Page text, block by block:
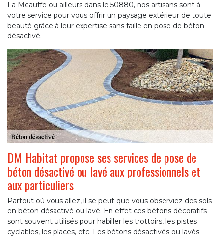
La Meauffe ou ailleurs dans le 50880, nos artisans sont à
votre service pour vous offrir un paysage extérieur de toute
beauté grâce à leur expertise sans faille en pose de béton
désactivé.
DM Habitat propose ses services de pose de
béton désactivé ou lavé aux professionnels et
aux particuliers
Partout où vous allez, il se peut que vous observiez des sols
en béton désactivé ou lavé. En effet ces bétons décoratifs
sont souvent utilisés pour habiller les trottoirs, les pistes
cyclables, les places, etc. Les bétons désactivés ou lavés